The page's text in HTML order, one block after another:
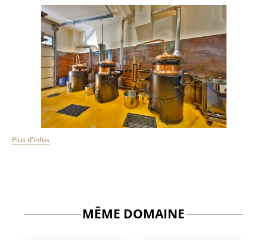
Plus d'infos
MÊME DOMAINE